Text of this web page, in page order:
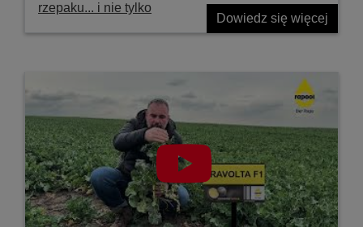
rzepaku... i nie tylko
Dowiedz się więcej